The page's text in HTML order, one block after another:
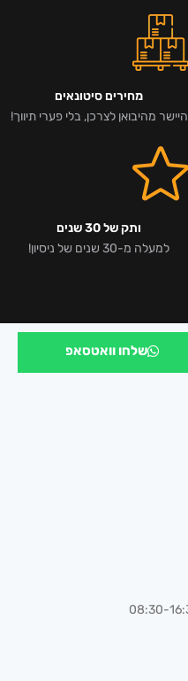
מחירים סיטונאים
היישר מהיבואן לצרכן, בלי פערי תיווך!
ותק של 30 שנים
למעלה מ-30 שנים של ניסיון!
שלחו וואטסאפ